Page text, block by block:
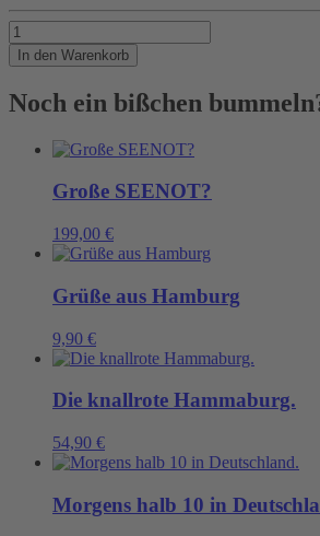
WIND
Menge
In den Warenkorb
Noch ein bißchen
Große SEENOT?
199,00 €
Grüße aus Hamburg
9,90 €
Die knallrote Hammaburg.
54,90 €
Morgens halb 10 in